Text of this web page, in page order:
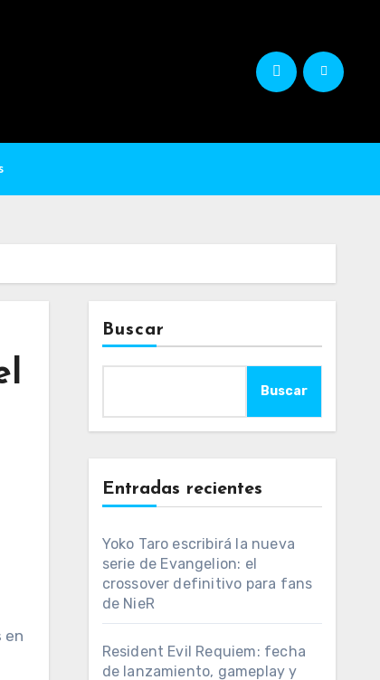
en
Buscar
Buscar
Entradas recientes
Yoko Taro escribirá la nueva
serie de Evangelion: el
crossover definitivo para fans
de NieR
Resident Evil Requiem: fecha
de lanzamiento, gameplay y